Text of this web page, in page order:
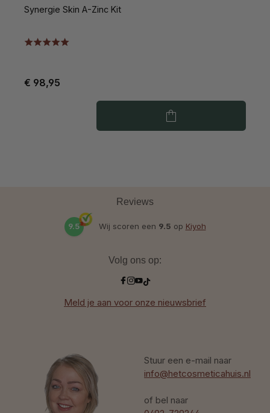
Synergie Skin A-Zinc Kit
€ 98,95
Stuur een e-mail naar
info@hetcosmeticahuis.nl
of bel naar
Reviews
9.5 Wij scoren een 9.5 op Kiyoh
Volg ons op:
Meld je aan voor onze nieuwsbrief